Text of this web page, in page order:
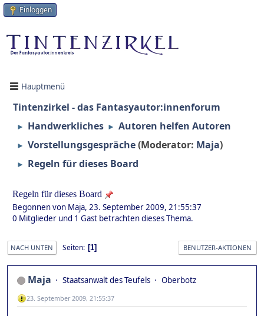
Einloggen
Hauptmenü
Tintenzirkel - das Fantasyautor:innenforum
► Handwerkliches ► Autoren helfen Autoren
► Vorstellungsgespräche(Moderator: Maja)
► Regeln für dieses Board
Regeln für dieses Board
Begonnen von Maja, 23. September 2009, 21:55:37
0 Mitglieder und 1 Gast betrachten dieses Thema.
NACH UNTEN Seiten 1 BENUTZER-AKTIONEN
Maja Staatsanwalt des Teufels Oberbotz
23. September 2009, 21:55:37